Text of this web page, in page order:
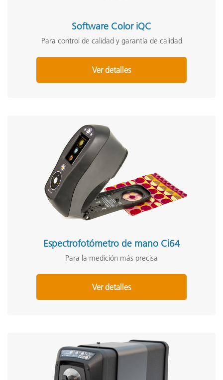
Software Color iQC
Para control de calidad y garantía de calidad
Ver detalles
Espectrofotómetro de mano Ci64
Para la medición más precisa
Ver detalles